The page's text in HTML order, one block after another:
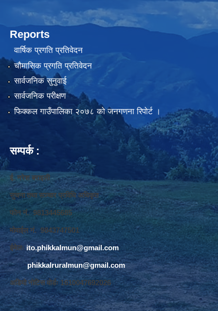
Reports
वार्षिक प्रगति प्रतिवेदन
चौमासिक प्रगति प्रतिवेदन
सार्वजनिक सुनुवाई
सार्वजनिक परीक्षण
फिक्कल गाउँपालिका २०७८ को जनगणना रिपोर्ट ।
सम्पर्क :
ई. नरेश बराइली
सुचना तथा सञ्‍चार प्रविधि अधिकृत
फोन नं. 9813445685
मोवाईल नं. 9843747501
ईमेलः ito.phikkalmun@gmail.com
phikkalruralmun@gmail.com
अडियो नोटिस वोर्डः 1610047692026